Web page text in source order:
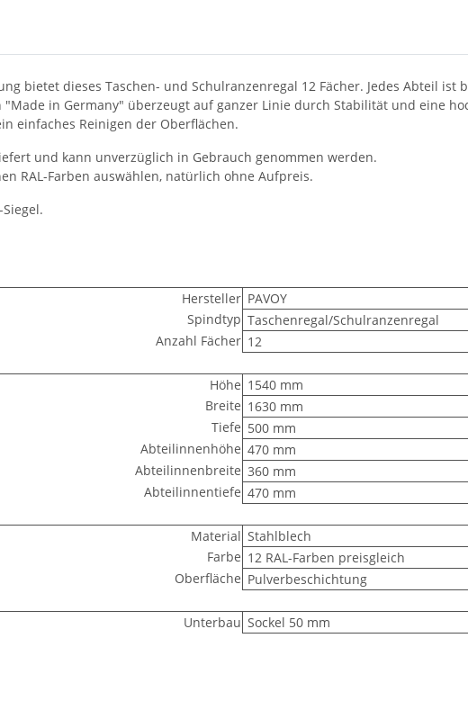
bietet dieses Taschen- und Schulranzenregal 12 Fächer. Jedes Abteil
"Made in Germany" überzeugt auf ganzer Linie durch Stabilität und eine
einfaches Reinigen der Oberflächen.
und kann unverzüglich in Gebrauch genommen werden.
RAL-Farben auswählen, natürlich ohne Aufpreis.
Hersteller PAVOY
Spindtyp Taschenregal/Schulranzenregal
Anzahl Fächer 12
Höhe 1540 mm
Breite 1630 mm
Tiefe 500 mm
Abteilinnenhöhe 470 mm
Abteilinnenbreite 360 mm
Abteilinnentiefe 470 mm
Material Stahlblech
Farbe 12 RAL-Farben preisgleich
Oberfläche Pulverbeschichtung
Unterbau Sockel 50 mm